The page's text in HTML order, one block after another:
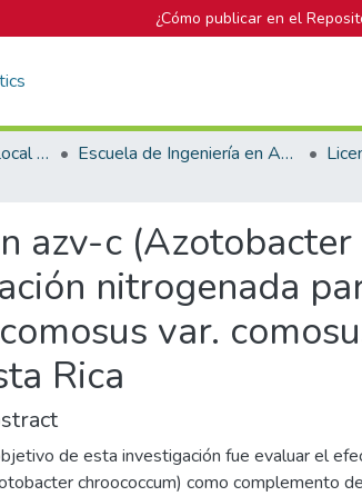
¿Cómo publicar en el
Campus Tecnológico Local San Carlos Escuela de Ingeniería en Agronomía
azv-c (Azotobacter
nitrogenada
var.
Rica
de esta investigación fue evaluar el
chroococcum) como complemento